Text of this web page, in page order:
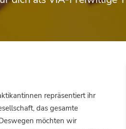
repräsentiert ihr
das gesamte
möchten wir